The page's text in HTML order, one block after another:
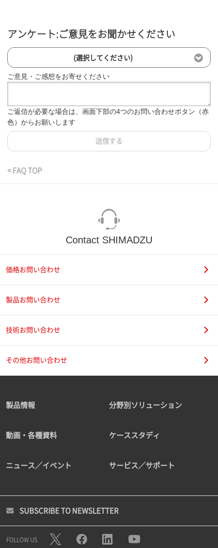
アンケート:ご意見をお聞かせください
(選択してください)
ご意見・ご感想をお寄せください
ご返信が必要な場合は、画面下部の4つのお問い合わせボタン（赤
色）からお願いします
送信する
< FAQ TOP
Contact SHIMADZU
価格お問い合わせ
製品お問い合わせ
技術お問い合わせ
その他お問い合わせ
製品情報 分野別ソリューション
動画・各種資料 ケーススタディ
ニュース／イベント サービス／サポート
SUBSCRIBE TO NEWSLETTER
FOLLOW US